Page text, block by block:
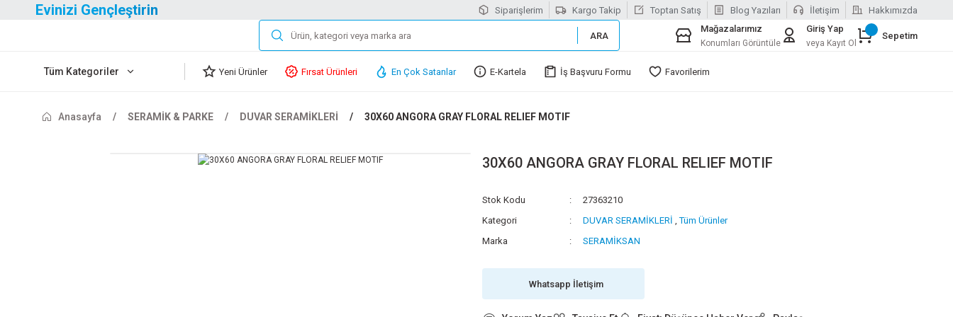
Evinizi Gençleştirin Siparişlerim Kargo Takip Toptan Satış Blog Yazıları İletişim Hakkımızda
ARA
Mağazalarımız
Konumları Görüntüle
Giriş Yap
veya Kayıt Ol
Sepetim
Tüm Kategoriler Yeni Ürünler Fırsat Ürünleri En Çok Satanlar E-Kartela İş Başvuru Formu Favorilerim
Anasayfa SERAMİK & PARKE DUVAR SERAMİKLERİ 30X60 ANGORA GRAY FLORAL RELIEF MOTIF
30X60 ANGORA GRAY FLORAL RELIEF MOTIF
Stok Kodu
27363210
Kategori
DUVAR SERAMİKLERİ ,Tüm Ürünler
Marka
SERAMİKSAN
Whatsapp İletişim